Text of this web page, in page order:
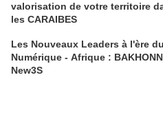
valorisation de votre territoire
les CARAIBES
Les Nouveaux Leaders à l'ère du
Numérique - Afrique :
New3S